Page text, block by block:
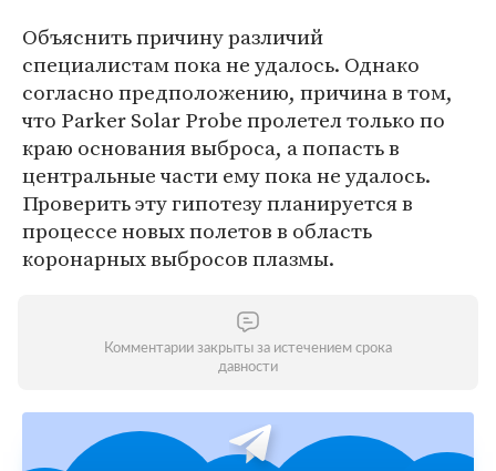
Объяснить причину различий
специалистам пока не удалось. Однако
согласно предположению, причина в том,
что Parker Solar Probe пролетел только по
краю основания выброса, а попасть в
центральные части ему пока не удалось.
Проверить эту гипотезу планируется в
процессе новых полетов в область
коронарных выбросов плазмы.
Комментарии закрыты за истечением срока
давности